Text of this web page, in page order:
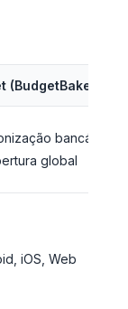
(BudgetBakers)
bancária
global
iOS, Web